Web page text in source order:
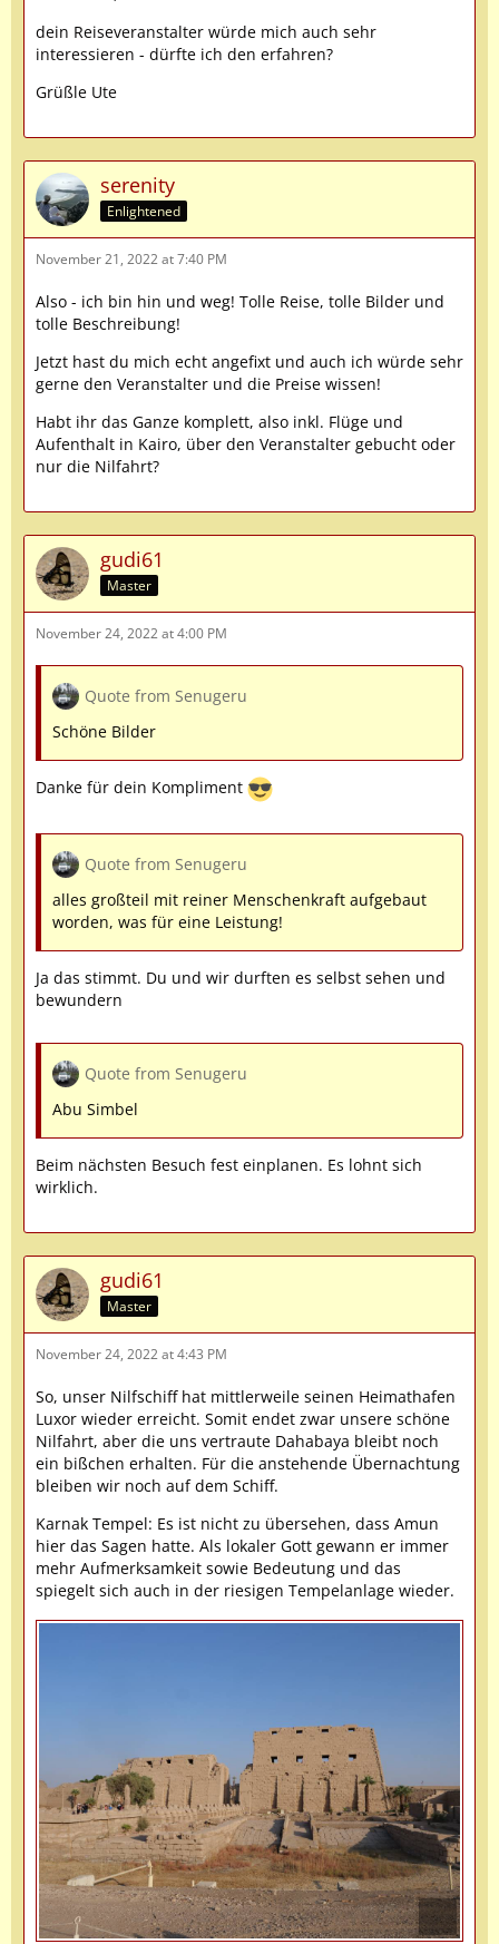
dein Reiseveranstalter würde mich auch sehr
interessieren - dürfte ich den erfahren?
Grüßle Ute
serenity
Enlightened
November 21, 2022 at 7:40 PM
Also - ich bin hin und weg! Tolle Reise, tolle Bilder und
tolle Beschreibung!
Jetzt hast du mich echt angefixt und auch ich würde sehr
gerne den Veranstalter und die Preise wissen!
Habt ihr das Ganze komplett, also inkl. Flüge und
Aufenthalt in Kairo, über den Veranstalter gebucht oder
nur die Nilfahrt?
gudi61
Master
November 24, 2022 at 4:00 PM
Quote from Senugeru
Schöne Bilder
Danke für dein Kompliment
Quote from Senugeru
alles großteil mit reiner Menschenkraft aufgebaut
worden, was für eine Leistung!
Ja das stimmt. Du und wir durften es selbst sehen und
bewundern
Quote from Senugeru
Abu Simbel
Beim nächsten Besuch fest einplanen. Es lohnt sich
wirklich.
gudi61
Master
November 24, 2022 at 4:43 PM
So, unser Nilfschiff hat mittlerweile seinen Heimathafen
Luxor wieder erreicht. Somit endet zwar unsere schöne
Nilfahrt, aber die uns vertraute Dahabaya bleibt noch
ein bißchen erhalten. Für die anstehende Übernachtung
bleiben wir noch auf dem Schiff.
Karnak Tempel: Es ist nicht zu übersehen, dass Amun
hier das Sagen hatte. Als lokaler Gott gewann er immer
mehr Aufmerksamkeit sowie Bedeutung und das
spiegelt sich auch in der riesigen Tempelanlage wieder.